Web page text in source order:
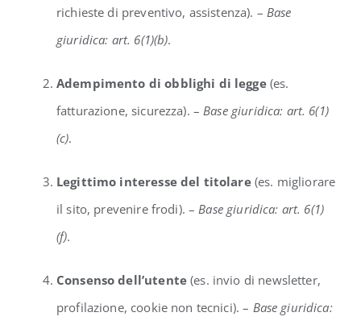
richieste di preventivo, assistenza). – Base
giuridica: art. 6(1)(b).
Adempimento di obblighi di legge(es.
fatturazione, sicurezza). – Base giuridica: art. 6(1)
(c).
Legittimo interesse del titolare(es. migliorare
il sito, prevenire frodi). – Base giuridica: art. 6(1)
(f).
Consenso dell’utente(es. invio di newsletter,
profilazione, cookie non tecnici). – Base giuridica: